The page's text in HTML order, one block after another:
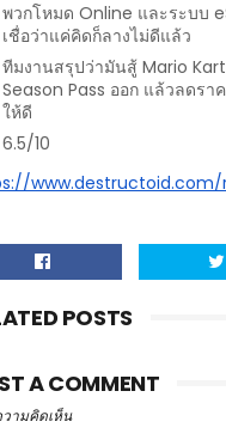
พวกโหมด Online และระบบ
เชื่อว่าแค่คิดก็ลางไม่ดีแล้ว
ทีมงานสรุปว่ามันสู้ Mario
Season Pass ออก แล้วลดร
ให้ดี
6.5/10
POSTS
A COMMENT
ามคิดเห็น